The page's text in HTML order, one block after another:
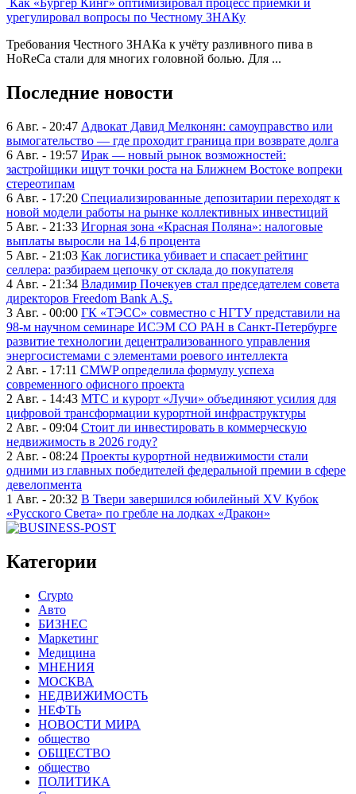
урегулировал вопросы по Честному ЗНАКу
Требования Честного ЗНАКа к учёту разливного пива в
HoReCa стали для многих головной болью. Для ...
Последние новости
6 Авг. - 20:47 Адвокат Давид Мелконян: самоуправство или
вымогательство — где проходит граница при возврате долга
6 Авг. - 19:57 Ирак — новый рынок возможностей:
застройщики ищут точки роста на Ближнем Востоке вопреки
стереотипам
6 Авг. - 17:20 Специализированные депозитарии переходят к
новой модели работы на рынке коллективных инвестиций
5 Авг. - 21:33 Игорная зона «Красная Поляна»: налоговые
выплаты выросли на 14,6 процента
5 Авг. - 21:03 Как логистика убивает и спасает рейтинг
селлера: разбираем цепочку от склада до покупателя
4 Авг. - 21:34 Владимир Почекуев стал председателем совета
директоров Freedom Bank A.Ş.
3 Авг. - 00:00 ГК «ТЭСС» совместно с НГТУ представили на
98-м научном семинаре ИСЭМ СО РАН в Санкт-Петербурге
развитие технологии децентрализованного управления
энергосистемами с элементами роевого интеллекта
2 Авг. - 17:11 CMWP определила формулу успеха
современного офисного проекта
2 Авг. - 14:43 МТС и курорт «Лучи» объединяют усилия для
цифровой трансформации курортной инфраструктуры
2 Авг. - 09:04 Стоит ли инвестировать в коммерческую
недвижимость в 2026 году?
2 Авг. - 08:24 Проекты курортной недвижимости стали
одними из главных победителей федеральной премии в сфере
девелопмента
1 Авг. - 20:32 В Твери завершился юбилейный XV Кубок
«Русского Света» по гребле на лодках «Дракон»
Категории
Crypto
Авто
БИЗНЕС
Маркетинг
Медицина
МНЕНИЯ
МОСКВА
НЕДВИЖИМОСТЬ
НЕФТЬ
НОВОСТИ МИРА
общество
ОБЩЕСТВО
общество
ПОЛИТИКА